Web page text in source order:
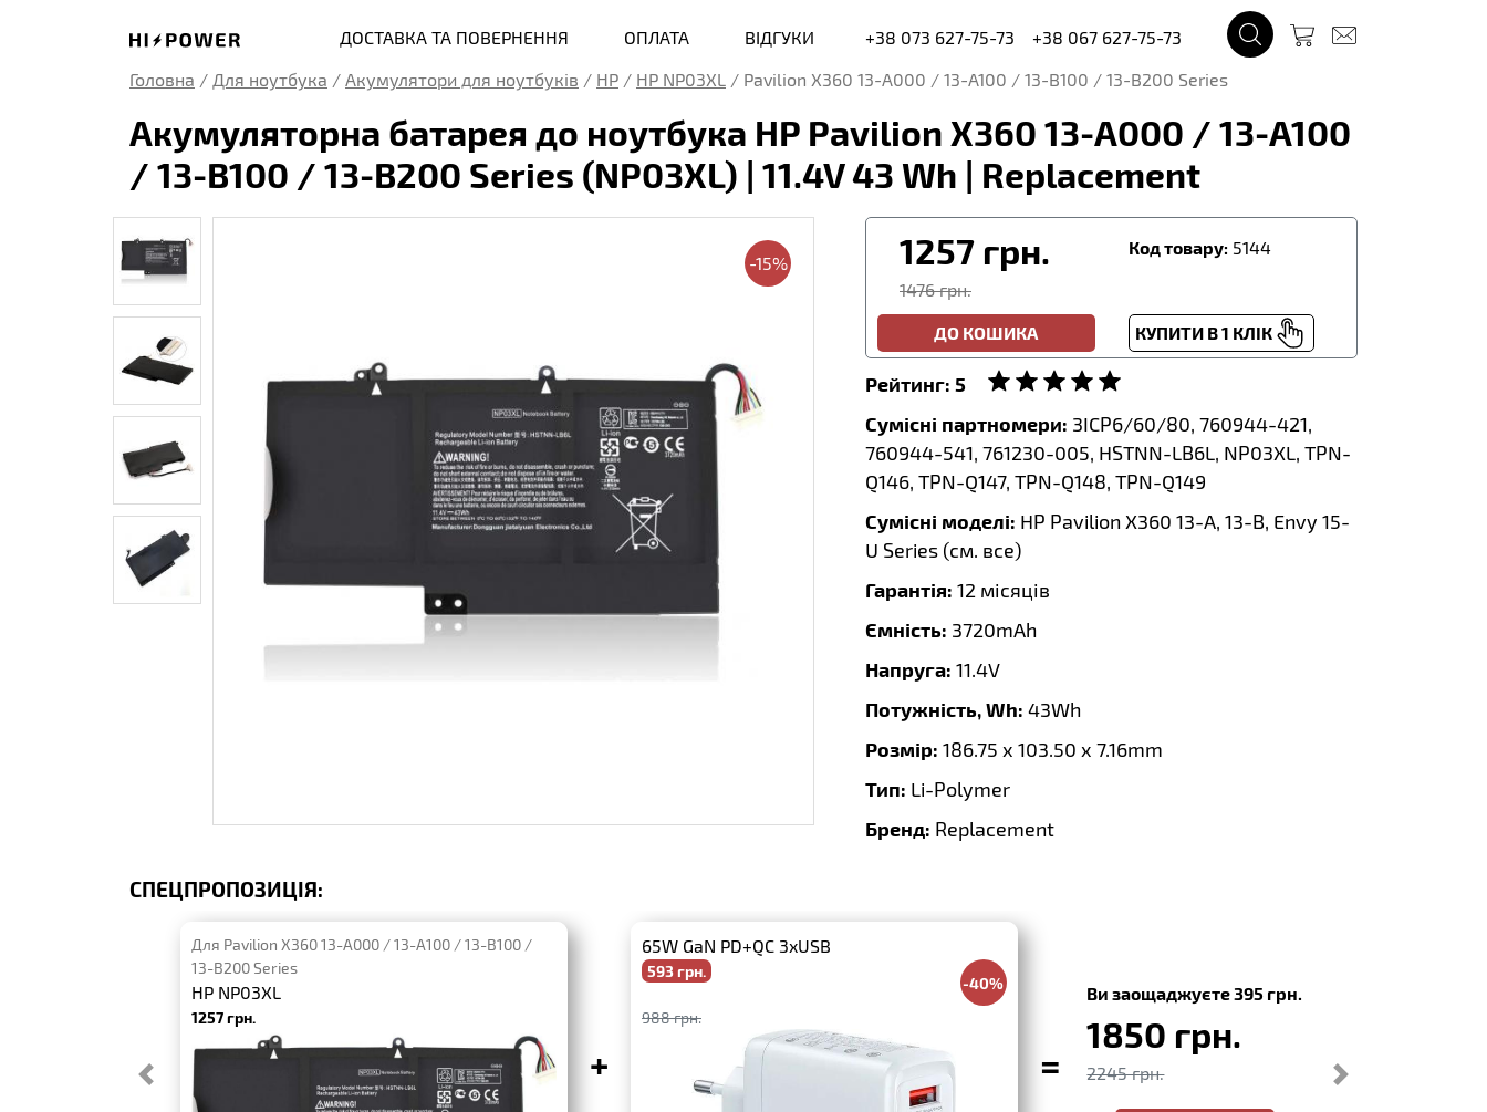
ДОСТАВКА ТА ПОВЕРНЕННЯ ОПЛАТА ВІДГУКИ +38 073 627-75-73
+38 067 627-75-73
Головна / Для ноутбука / Акумулятори для ноутбуків / HP / HP NP03XL / Pavilion X360 13-A000 / 13-A100 / 13-B100 / 13-B200 Series
Акумуляторна батарея до ноутбука HP Pavilion X360 13-A000 / 13-A100
/ 13-B100 / 13-B200 Series (NP03XL) | 11.4V 43 Wh | Replacement
-15% 1257 грн.
1476 грн.
Код товару: 5144
ДО КОШИКА КУПИТИ В 1 КЛІК
Рейтинг: 5
Сумісні партномери: 3ICP6/60/80, 760944-421,
760944-541, 761230-005, HSTNN-LB6L, NP03XL, TPN-
Q146, TPN-Q147, TPN-Q148, TPN-Q149
Сумісні моделі: HP Pavilion X360 13-A, 13-B, Envy 15-
U Series (см. все)
Гарантія: 12 місяців
Ємність: 3720mAh
Напруга: 11.4V
Потужність, Wh: 43Wh
Розмір: 186.75 x 103.50 x 7.16mm
Тип: Li-Polymer
Бренд: Replacement
СПЕЦПРОПОЗИЦІЯ:
Для Pavilion X360 13-A000 / 13-A100 / 13-B100 /
13-B200 Series
HP NP03XL
1257 грн.
+
65W GaN PD+QC 3xUSB
593 грн.
-40%
988 грн.
=
Ви заощаджуєте 395 грн.
1850 грн.
2245 грн.